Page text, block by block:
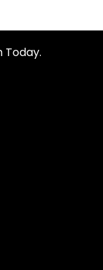
Today.